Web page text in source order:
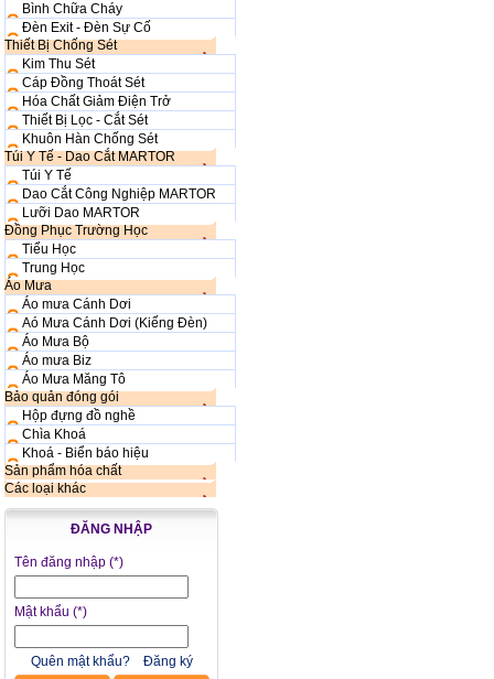
Bình Chữa Cháy
Đèn Exit - Đèn Sự Cố
Thiết Bị Chống Sét
Kim Thu Sét
Cáp Đồng Thoát Sét
Hóa Chất Giảm Điện Trở
Thiết Bị Lọc - Cắt Sét
Khuôn Hàn Chống Sét
Túi Y Tế - Dao Cắt MARTOR
Túi Y Tế
Dao Cắt Công Nghiệp MARTOR
Lưỡi Dao MARTOR
Đồng Phục Trường Học
Tiểu Học
Trung Học
Áo Mưa
Áo mưa Cánh Dơi
Aó Mưa Cánh Dơi (Kiếng Đèn)
Áo Mưa Bộ
Áo mưa Biz
Áo Mưa Măng Tô
Bảo quản đóng gói
Hộp đựng đồ nghề
Chìa Khoá
Khoá - Biển báo hiệu
Sản phẩm hóa chất
Các loại khác
ĐĂNG NHẬP
Tên đăng nhập (*)
Mật khẩu (*)
Quên mật khẩu? Đăng ký